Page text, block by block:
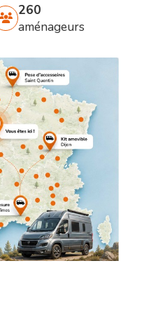
260
aménageurs